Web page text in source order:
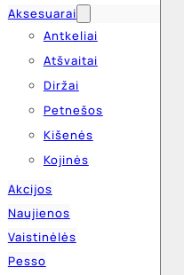
Aksesuarai
Antkeliai
Atšvaitai
Diržai
Petnešos
Kišenės
Kojinės
Akcijos
Naujienos
Vaistinėlės
Pesso